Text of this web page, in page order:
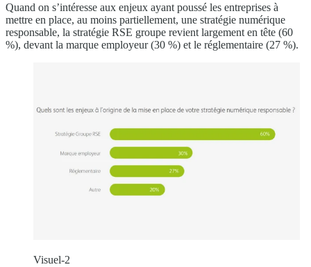
Quand on s’intéresse aux enjeux ayant poussé les entreprises à
mettre en place, au moins partiellement, une stratégie numérique
responsable, la stratégie RSE groupe revient largement en tête (60
%), devant la marque employeur (30 %) et le réglementaire (27 %).
Visuel-2